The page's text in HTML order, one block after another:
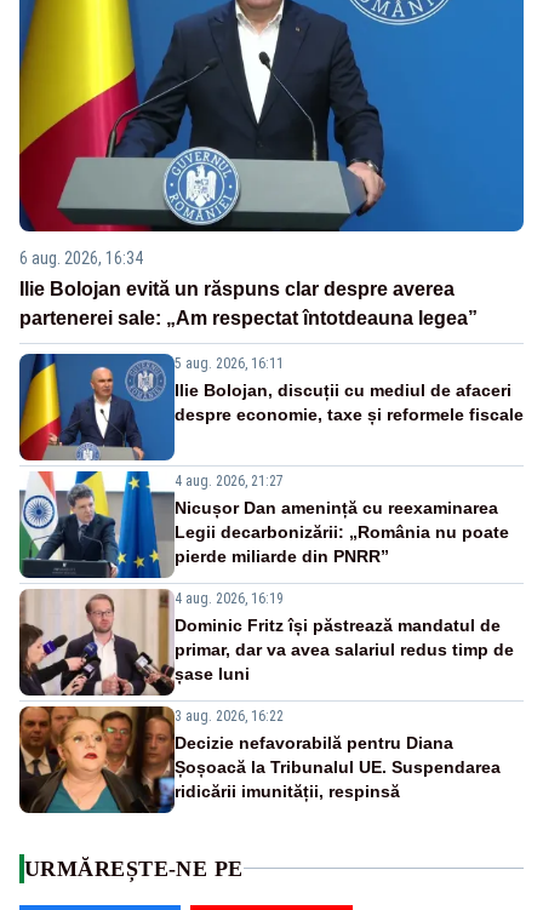
6 aug. 2026, 16:34
Ilie Bolojan evită un răspuns clar despre averea
partenerei sale: „Am respectat întotdeauna legea”
5 aug. 2026, 16:11
Ilie Bolojan, discuții cu mediul de afaceri
despre economie, taxe și reformele fiscale
4 aug. 2026, 21:27
Nicușor Dan amenință cu reexaminarea
Legii decarbonizării: „România nu poate
pierde miliarde din PNRR”
4 aug. 2026, 16:19
Dominic Fritz își păstrează mandatul de
primar, dar va avea salariul redus timp de
șase luni
3 aug. 2026, 16:22
Decizie nefavorabilă pentru Diana
Șoșoacă la Tribunalul UE. Suspendarea
ridicării imunității, respinsă
URMĂREȘTE-NE PE